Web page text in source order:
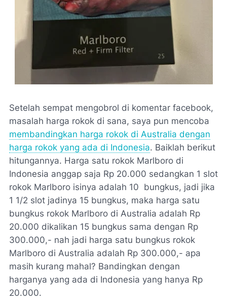
Setelah sempat mengobrol di komentar facebook,
masalah harga rokok di sana, saya pun mencoba
membandingkan harga rokok di Australia dengan
harga rokok yang ada di Indonesia. Baiklah berikut
hitungannya. Harga satu rokok Marlboro di
Indonesia anggap saja Rp 20.000 sedangkan 1 slot
rokok Marlboro isinya adalah 10 bungkus, jadi jika
1 1/2 slot jadinya 15 bungkus, maka harga satu
bungkus rokok Marlboro di Australia adalah Rp
20.000 dikalikan 15 bungkus sama dengan Rp
300.000,- nah jadi harga satu bungkus rokok
Marlboro di Australia adalah Rp 300.000,- apa
masih kurang mahal? Bandingkan dengan
harganya yang ada di Indonesia yang hanya Rp
20.000.